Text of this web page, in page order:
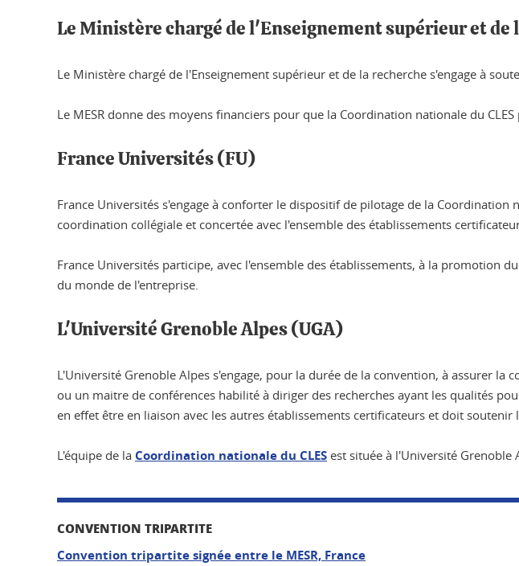
Le Ministère chargé de l'Enseignement supérieur et de
Le Ministère chargé de l'Enseignement supérieur et de la recherche s'engage à
Le MESR donne des moyens financiers pour que la Coordination nationale du
France Universités (FU)
France Universités s'engage à conforter le dispositif de pilotage de la
coordination collégiale et concertée avec l'ensemble des établissements
France Universités participe, avec l'ensemble des établissements, à la promotion
du monde de l'entreprise.
L'Université Grenoble Alpes (UGA)
L'Université Grenoble Alpes s'engage, pour la durée de la convention, à assurer la
ou un maitre de conférences habilité à diriger des recherches ayant les qualités
en effet être en liaison avec les autres établissements certificateurs et doit soutenir
L'équipe de la Coordination nationale du CLES est située à l'Université Grenoble
CONVENTION TRIPARTITE
Convention tripartite signée entre le MESR, France